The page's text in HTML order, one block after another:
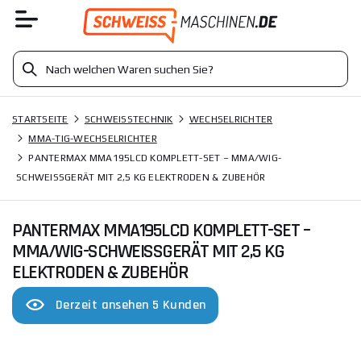
STARTSEITE SCHWEISSTECHNIK
WECHSELRICHTER
MMA-TIG-WECHSELRICHTER
PANTERMAX MMA195LCD KOMPLETT-SET – MMA/WIG-
SCHWEISSGERÄT MIT 2,5 KG ELEKTRODEN & ZUBEHÖR
PANTERMAX MMA195LCD KOMPLETT-SET –
MMA/WIG-SCHWEISSGERÄT MIT 2,5 KG E
LEKTRODEN & ZUBEHÖR
Derzeit ansehen 5 Kunden